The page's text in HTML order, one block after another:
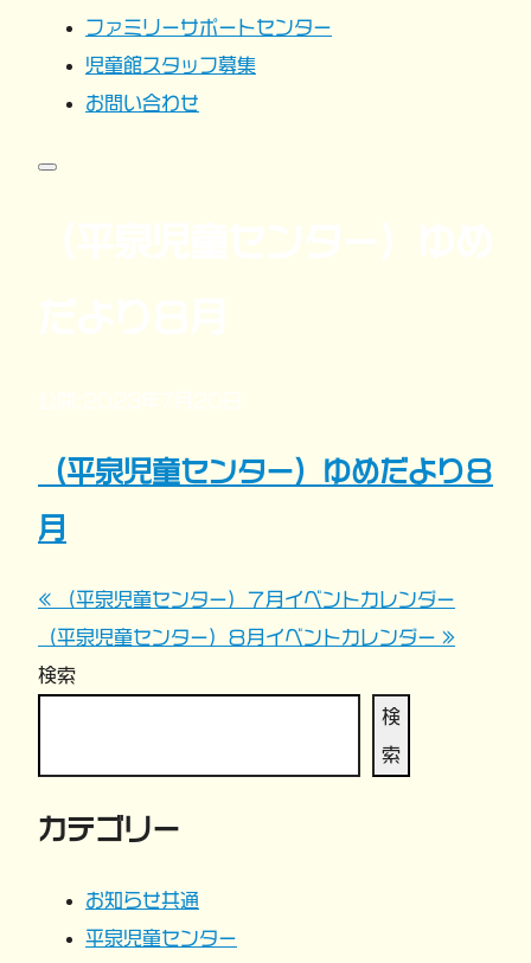
ファミリーサポートセンター
児童館スタッフ募集
お問い合わせ
（平泉児童センター）ゆめだより８
月
投
稿
ビ
ゲ
« （平泉児童センター）７月イベントカレンダー
（平泉児童センター）８月イベントカレンダー »
検索
検
索
カテゴリー
お知らせ共通
平泉児童センター